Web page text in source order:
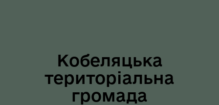
Кобеляцька
територіальна
громада